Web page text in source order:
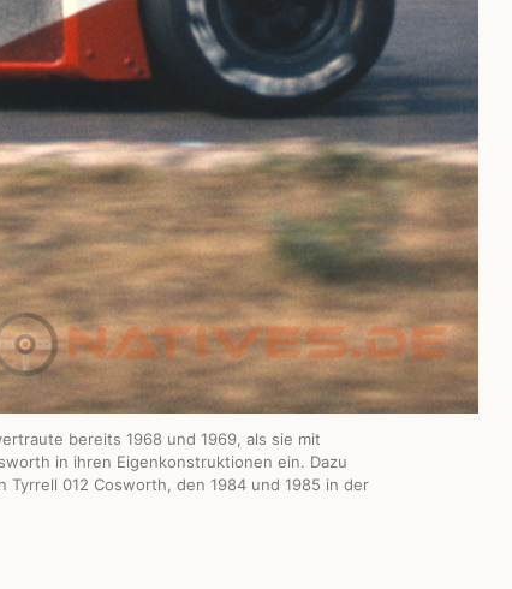
bereits 1968 und 1969, als sie mit
in ihren Eigenkonstruktionen ein. Dazu
Tyrrell 012 Cosworth, den 1984 und 1985 in der